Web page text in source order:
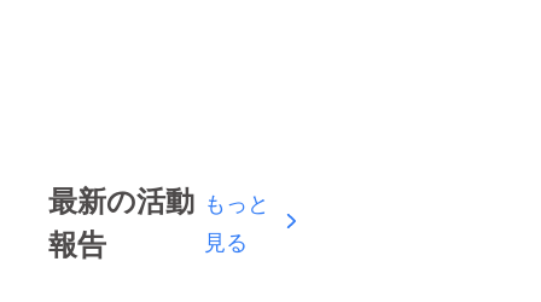
最新の活動
報告
もっと
見る